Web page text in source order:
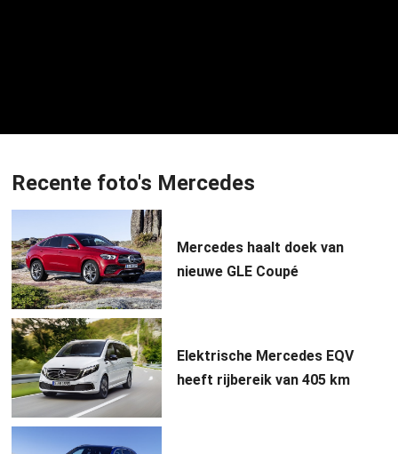
Recente foto's Mercedes
Mercedes haalt doek van
nieuwe GLE Coupé
Elektrische Mercedes EQV
heeft rijbereik van 405 km